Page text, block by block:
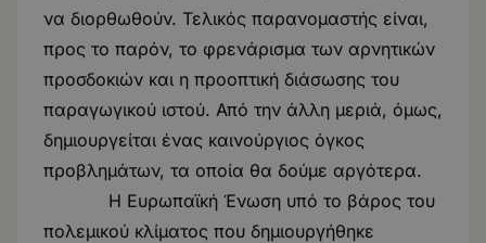
να διορθωθούν. Τελικός παρανομαστής είναι,
προς το παρόν, το φρενάρισμα των αρνητικών
προσδοκιών και η προοπτική διάσωσης του
παραγωγικού ιστού. Από την άλλη μεριά, όμως,
δημιουργείται ένας καινούργιος όγκος
προβλημάτων, τα οποία θα δούμε αργότερα.
Η Ευρωπαϊκή Ένωση υπό το βάρος του
πολεμικού κλίματος που δημιουργήθηκε